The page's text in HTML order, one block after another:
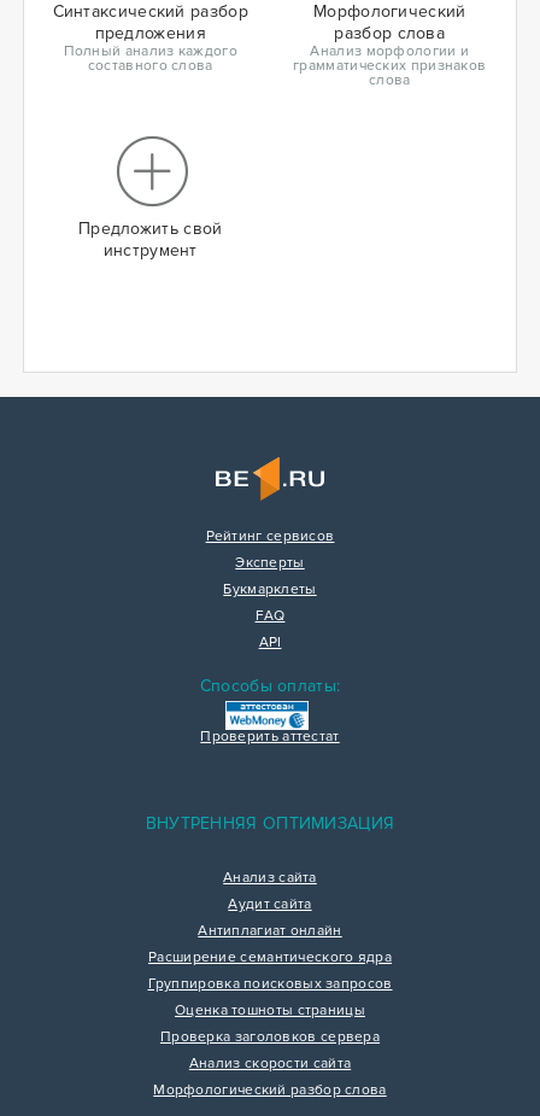
Синтаксический разбор
предложения
Полный анализ каждого
составного слова
Морфологический
разбор слова
Анализ морфологии и
грамматических признаков
слова
Предложить свой
инструмент
Рейтинг сервисов
Эксперты
Букмарклеты
FAQ
API
Способы оплаты:
Проверить аттестат
ВНУТРЕННЯЯ ОПТИМИЗАЦИЯ
Анализ сайта
Аудит сайта
Антиплагиат онлайн
Расширение семантического ядра
Группировка поисковых запросов
Оценка тошноты страницы
Проверка заголовков сервера
Анализ скорости сайта
Морфологический разбор слова